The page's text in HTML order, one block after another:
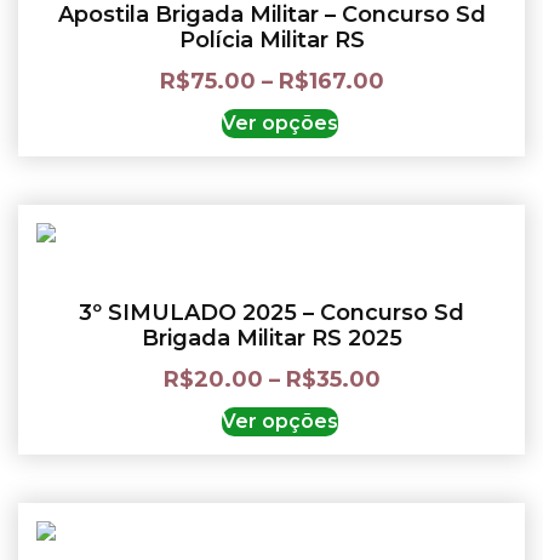
Apostila Brigada Militar – Concurso Sd
Polícia Militar RS
R$75.00 – R$167.00
Ver opções
3º SIMULADO 2025 – Concurso Sd
Brigada Militar RS 2025
R$20.00 – R$35.00
Ver opções